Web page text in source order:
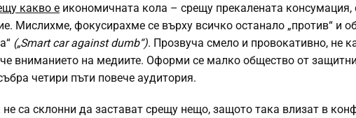
какво е икономичната кола – срещу прекалената
Мислихме, фокусирахме се върху всичко останало „против“ и
(„Smart car against dumb“). Прозвуча смело и провокативно, не
вниманието на медиите. Оформи се малко общество от
четири пъти повече аудитория.
са склонни да застават срещу нещо, защото така влизат в